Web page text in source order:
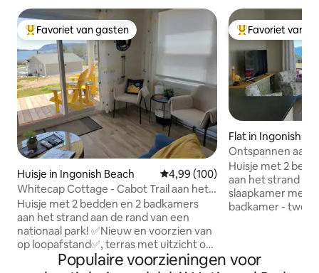
Topfavoriet van gasten
Favoriet van gasten
Huisje in Ingonish Beach Gemiddelde beoordeling van
4,99 (100)
Whitecap Cottage - Cabot Trail aan het
strand
Huisje met 2 bedden en 2 badkamers
aan het strand aan de rand van een
nationaal park! ✅Nieuw en voorzien van
op loopafstand✅, terras met uitzicht op
de oceaan ✅Open concept, 9 voet
Topfavoriet van
Favoriet van
Flat in Ingonish
Ontspannen aan
zeebries
Huisje met 2
aan het strand Geniet van: - een grote
slaapkamer met
badkamer -
Atlantic Gondola
Populaire voorzieningen voor